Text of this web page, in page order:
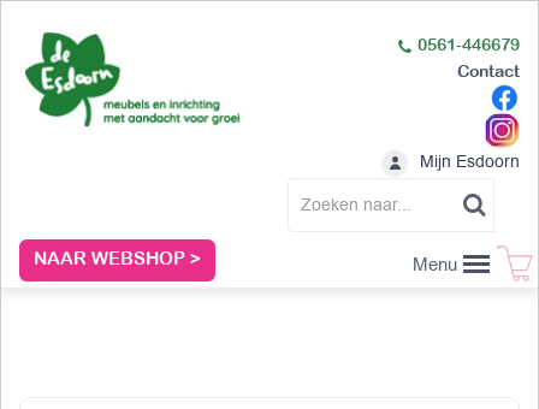
NAAR WEBSHOP >
0561-446679
Contact
Mijn Esdoorn
Menu